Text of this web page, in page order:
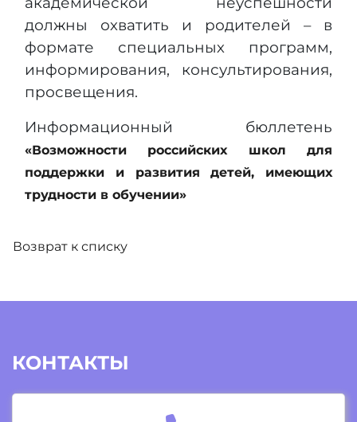
должны охватить и родителей – в
формате специальных программ,
информирования, консультирования,
просвещения.
Информационный бюллетень
«Возможности российских школ для
поддержки и развития детей, имеющих
трудности в обучении»
Возврат к списку
КОНТАКТЫ